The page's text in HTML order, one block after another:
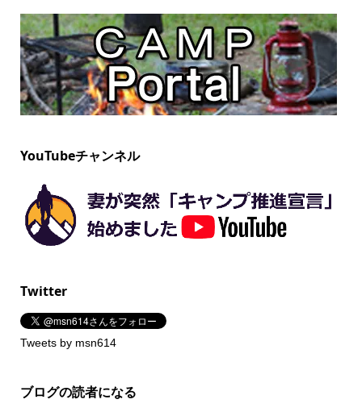
YouTubeチャンネル
Twitter
Tweets by msn614
ブログの読者になる